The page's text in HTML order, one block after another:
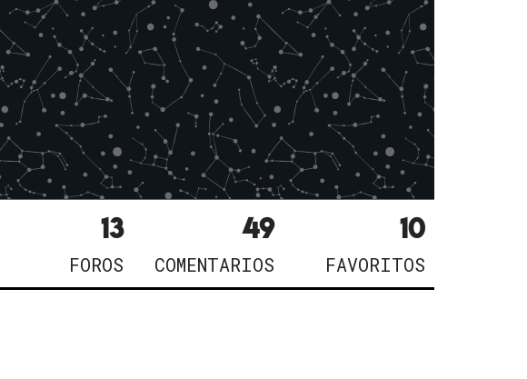
13
FOROS
49
COMENTARIOS
10
FAVORITOS